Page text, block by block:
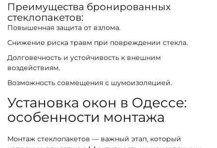
Преимущества бронированных
стеклопакетов:
Повышенная защита от взлома.
Снижение риска травм при повреждении стекла.
Долговечность и устойчивость к внешним
воздействиям.
Возможность совмещения с шумоизоляцией.
Установка окон в Одессе:
особенности монтажа
Монтаж стеклопакетов — важный этап, который